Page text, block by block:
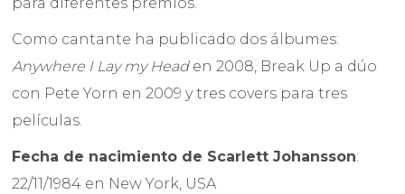
Como cantante ha publicado dos álbumes:
Anywhere I Lay my Head en 2008, Break Up a dúo
con Pete Yorn en 2009 y tres covers para tres
películas.
Fecha de nacimiento de Scarlett Johansson:
22/11/1984 en New York, USA